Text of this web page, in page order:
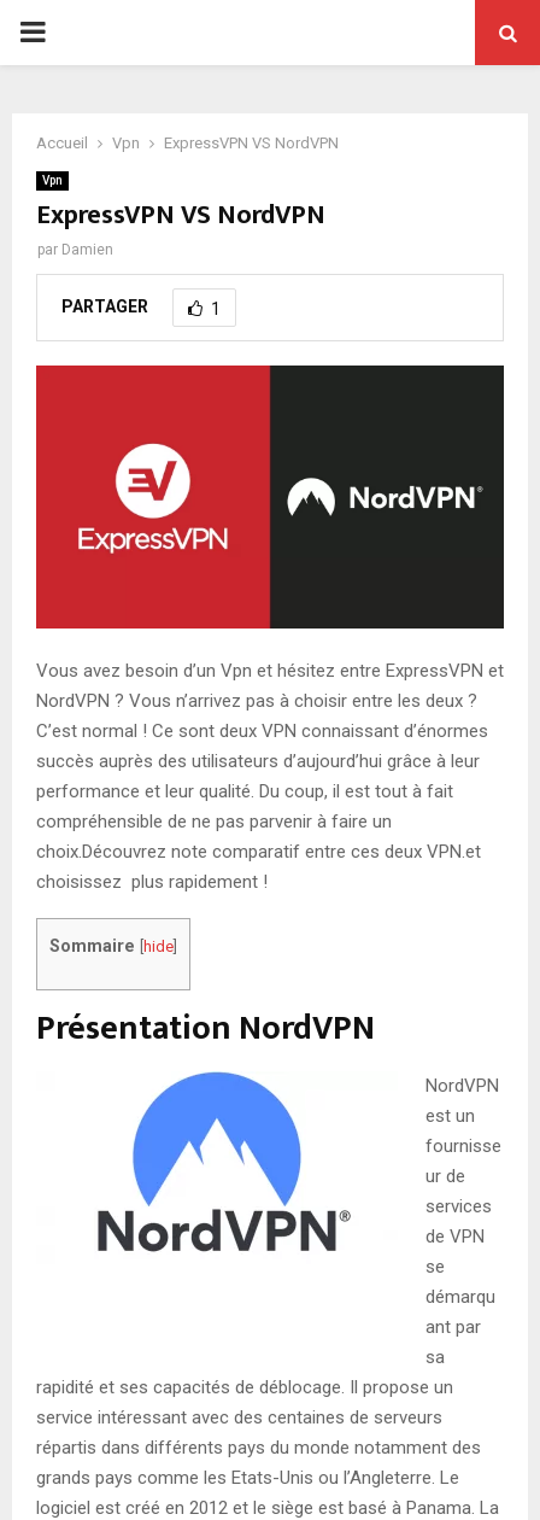
PRIMARY
Accueil Vpn ExpressVPN VS NordVPN
Vpn
ExpressVPN VS NordVPN
par Damien
PARTAGER 1
Vous avez besoin d’un Vpn et hésitez entre ExpressVPN et
NordVPN ? Vous n’arrivez pas à choisir entre les deux ?
C’est normal ! Ce sont deux VPN connaissant d’énormes
succès auprès des utilisateurs d’aujourd’hui grâce à leur
performance et leur qualité. Du coup, il est tout à fait
compréhensible de ne pas parvenir à faire un
choix.Découvrez note comparatif entre ces deux VPN.et
choisissez plus rapidement !
Sommaire [hide]
Présentation NordVPN
NordVPN
est un
fournisse
ur de
services
de VPN
se
démarqu
ant par
sa
rapidité et ses capacités de déblocage. Il propose un
service intéressant avec des centaines de serveurs
répartis dans différents pays du monde notamment des
grands pays comme les Etats-Unis ou l’Angleterre. Le
logiciel est créé en 2012 et le siège est basé à Panama. La